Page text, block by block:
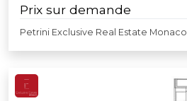
Prix sur demande
Petrini Exclusive Real Estate Monaco